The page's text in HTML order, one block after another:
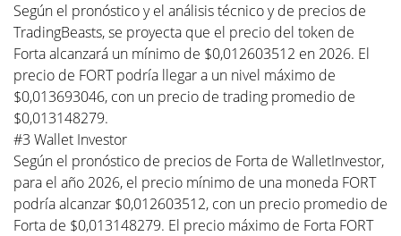
Según el pronóstico y el análisis técnico y de precios de
TradingBeasts, se proyecta que el precio del token de
Forta alcanzará un mínimo de $0,012603512 en 2026. El
precio de FORT podría llegar a un nivel máximo de
$0,013693046, con un precio de trading promedio de
$0,013148279.
#3 Wallet Investor
Según el pronóstico de precios de Forta de WalletInvestor,
para el año 2026, el precio mínimo de una moneda FORT
podría alcanzar $0,012603512, con un precio promedio de
Forta de $0,013148279. El precio máximo de Forta FORT